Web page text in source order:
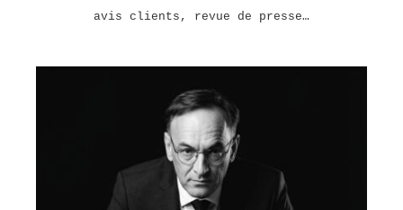
avis clients, revue de presse…